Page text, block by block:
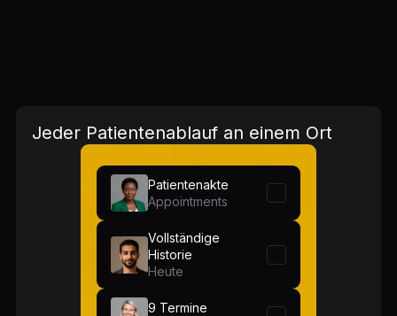
Jeder Patientenablauf an einem Ort
Patientenakte
Appointments
Vollständige
Historie
Heute
9 Termine